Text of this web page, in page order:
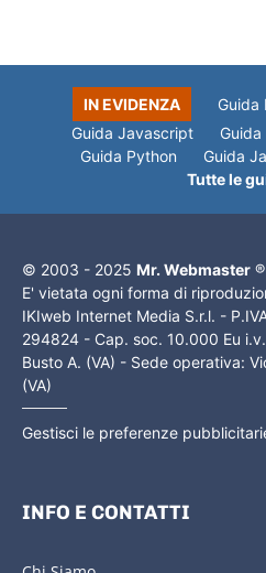
IN EVIDENZA Guida
Guida Javascript
Guida
Guida Python
Guida
Tutte le
© 2003 - 2025 Mr. Webmaster
E' vietata ogni forma di
IKIweb Internet Media S.r.l. -
294824 - Cap. soc. 10.000 Eu
Busto A. (VA) - Sede operativa:
(VA)
Gestisci le preferenze
INFO E CONTATTI